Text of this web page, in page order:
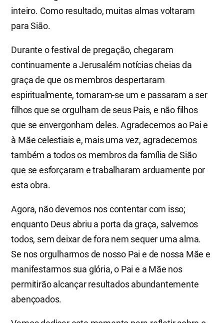
inteiro. Como resultado, muitas almas voltaram
para Sião.
Durante o festival de pregação, chegaram
continuamente a Jerusalém notícias cheias da
graça de que os membros despertaram
espiritualmente, tornaram-se um e passaram a ser
filhos que se orgulham de seus Pais, e não filhos
que se envergonham deles. Agradecemos ao Pai e
à Mãe celestiais e, mais uma vez, agradecemos
também a todos os membros da família de Sião
que se esforçaram e trabalharam arduamente por
esta obra.
Agora, não devemos nos contentar com isso;
enquanto Deus abriu a porta da graça, salvemos
todos, sem deixar de fora nem sequer uma alma.
Se nos orgulharmos de nosso Pai e de nossa Mãe e
manifestarmos sua glória, o Pai e a Mãe nos
permitirão alcançar resultados abundantemente
abençoados.